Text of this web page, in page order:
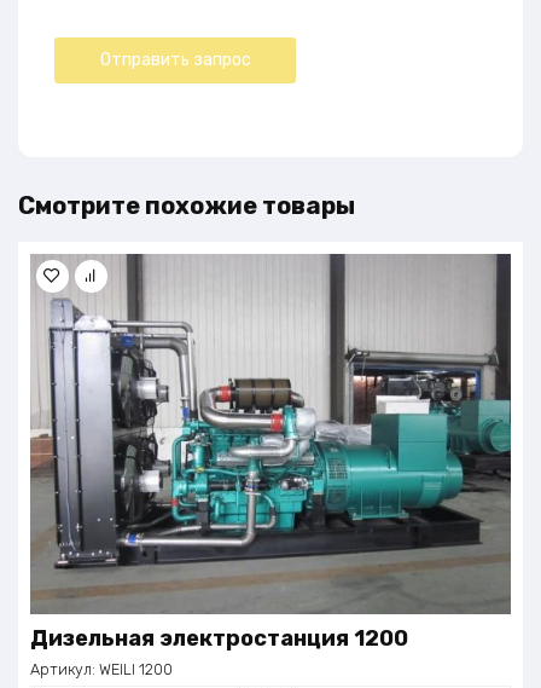
Смотрите похожие товары
Дизельная электростанция 1200
Артикул: WEILI 1200